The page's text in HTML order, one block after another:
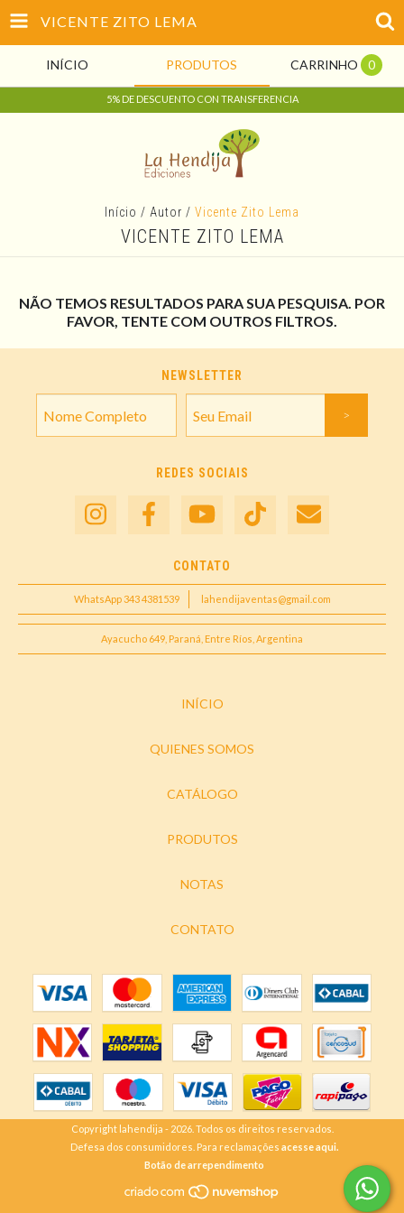
VICENTE ZITO LEMA
INÍCIO PRODUTOS CARRINHO 0
5% DE DESCUENTO CON TRANSFERENCIA
Início / Autor / Vicente Zito Lema
VICENTE ZITO LEMA
NÃO TEMOS RESULTADOS PARA SUA PESQUISA. POR
FAVOR, TENTE COM OUTROS FILTROS.
NEWSLETTER
REDES SOCIAIS
CONTATO
WhatsApp 343 4381539 lahendijaventas@gmail.com
Ayacucho 649, Paraná, Entre Ríos, Argentina
INÍCIO
QUIENES SOMOS
CATÁLOGO
PRODUTOS
NOTAS
CONTATO
Copyright lahendija - 2026. Todos os direitos reservados.
Defesa dos consumidores. Para reclamações acesse aqui.
Botão de arrependimento